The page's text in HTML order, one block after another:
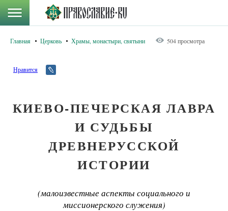
Главная Церковь Храмы, монастыри, святыни 504 просмотра
Нравится
КИЕВО-ПЕЧЕРСКАЯ ЛАВРА
И СУДЬБЫ
ДРЕВНЕРУССКОЙ
ИСТОРИИ
(малоизвестные аспекты социального и
миссионерского служения)